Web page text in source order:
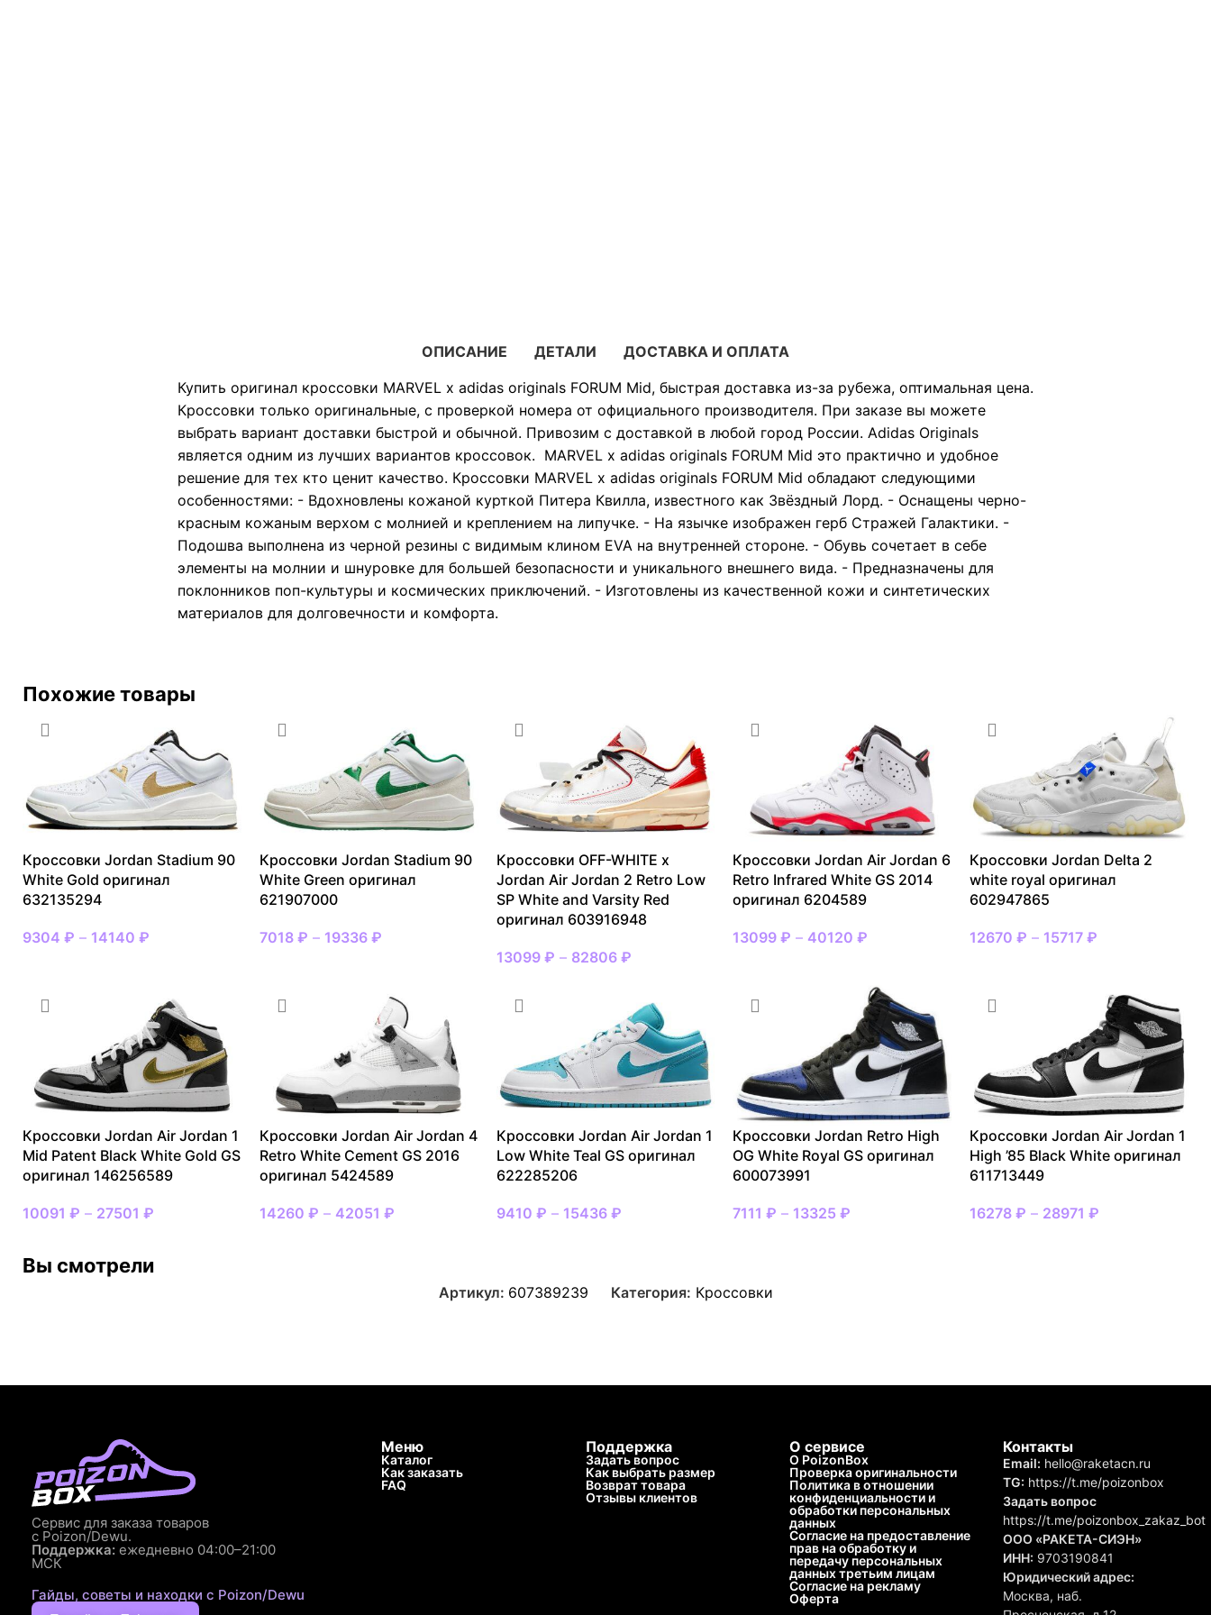
ОПИСАНИЕ ДЕТАЛИ
ДОСТАВКА И ОПЛАТА
Купить оригинал кроссовки MARVEL x adidas originals FORUM Mid, быстрая доставка из-за рубежа, оптимальная цена.
Кроссовки только оригинальные, с проверкой номера от официального производителя. При заказе вы можете
выбрать вариант доставки быстрой и обычной. Привозим с доставкой в любой город России. Adidas Originals
является одним из лучших вариантов кроссовок. MARVEL x adidas originals FORUM Mid это практично и удобное
решение для тех кто ценит качество. Кроссовки MARVEL x adidas originals FORUM Mid обладают следующими
особенностями: - Вдохновлены кожаной курткой Питера Квилла, известного как Звёздный Лорд. - Оснащены черно-
красным кожаным верхом с молнией и креплением на липучке. - На язычке изображен герб Стражей Галактики. -
Подошва выполнена из черной резины с видимым клином EVA на внутренней стороне. - Обувь сочетает в себе
элементы на молнии и шнуровке для большей безопасности и уникального внешнего вида. - Предназначены для
поклонников поп-культуры и космических приключений. - Изготовлены из качественной кожи и синтетических
материалов для долговечности и комфорта.
Похожие товары
Кроссовки Jordan Stadium 90
White Gold оригинал
632135294
9304 ₽ – 14140 ₽
Кроссовки Jordan Stadium 90
White Green оригинал
621907000
7018 ₽ – 19336 ₽
Кроссовки OFF-WHITE x
Jordan Air Jordan 2 Retro Low
SP White and Varsity Red
оригинал 603916948
13099 ₽ – 82806 ₽
Кроссовки Jordan Air Jordan 6
Retro Infrared White GS 2014
оригинал 6204589
13099₽ – 40120₽
Кроссовки Jordan Delta 2
white royal оригинал
602947865
12670₽ – 15717₽
Кроссовки Jordan Air Jordan 1
Mid Patent Black White Gold GS
оригинал 146256589
10091 ₽ – 27501 ₽
Кроссовки Jordan Air Jordan 4
Retro White Cement GS 2016
оригинал 5424589
14260 ₽ – 42051 ₽
Кроссовки Jordan Air Jordan 1
Low White Teal GS оригинал
622285206
9410 ₽ – 15436 ₽
Кроссовки Jordan Retro High
OG White Royal GS оригинал
600073991
7111₽ – 13325₽
Кроссовки Jordan Air Jordan 1
High ’85 Black White оригинал
611713449
16278₽ – 28971₽
Вы смотрели
Артикул: 607389239 Категория: Кроссовки
Сервис для заказа товаров
с Poizon/Dewu.
Поддержка: ежедневно 04:00–21:00
МСК
Гайды, советы и находки с Poizon/Dewu
Меню
Каталог
Как заказать
FAQ
Поддержка
Задать вопрос
Как выбрать размер
Возврат товара
Отзывы клиентов
О сервисе
О PoizonBox
Проверка оригинальности
Политика в отношении
конфиденциальности и
обработки персональных
данных
Согласие на предоставление
прав на обработку и
передачу персональных
данных третьим лицам
Согласие на рекламу
Оферта
Контакты
Email: hello@raketacn.ru
TG: https://t.me/poizonbox
Задать вопрос
https://t.me/poizonbox_zakaz_bot
ООО «РАКЕТА-СИЭН»
ИНН: 9703190841
Юридический адрес:
Москва, наб.